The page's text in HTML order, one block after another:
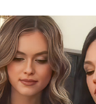
Vélemények
a hátsó rész
része.